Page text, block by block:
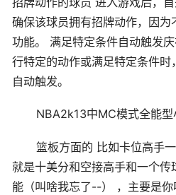
确保该球员拥有招牌动作，因
功能。 满足特定条件自动触发
行特定的动作或满足特定条件
自动触发。
NBA2k13中MC模式全能
篮板方面的 比如卡位高手
就是十美分和空接高手和一个传
能（叫啥我忘了--） ，主要是你